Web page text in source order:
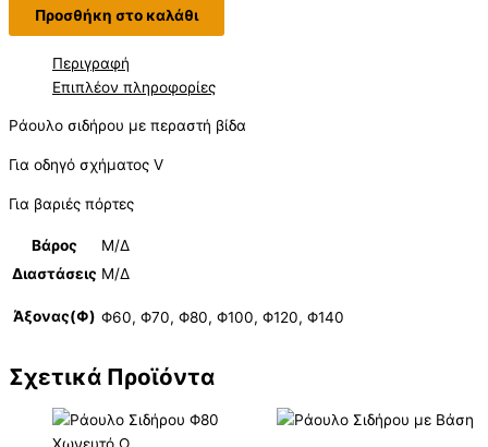
Προσθήκη στο καλάθι
Περιγραφή
Επιπλέον πληροφορίες
Ράουλο σιδήρου με περαστή βίδα
Για oδηγό σχήματος V
Για βαριές πόρτες
Βάρος
Μ/Δ
Διαστάσεις Μ/Δ
Άξονας(Φ) Φ60, Φ70, Φ80, Φ100, Φ120, Φ140
Σχετικά Προϊόντα